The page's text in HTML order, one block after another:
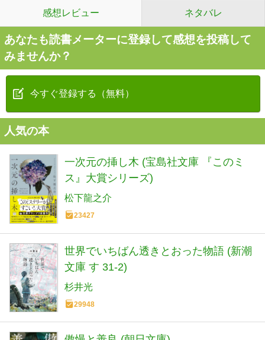
感想レビュー ネタバレ
あなたも読書メーターに登録して感想を投稿して
みませんか？
今すぐ登録する（無料）
人気の本
一次元の挿し木 (宝島社文庫 『このミ
ス』大賞シリーズ)
松下龍之介
23427
世界でいちばん透きとおった物語 (新潮
文庫 す 31-2)
杉井光
29948